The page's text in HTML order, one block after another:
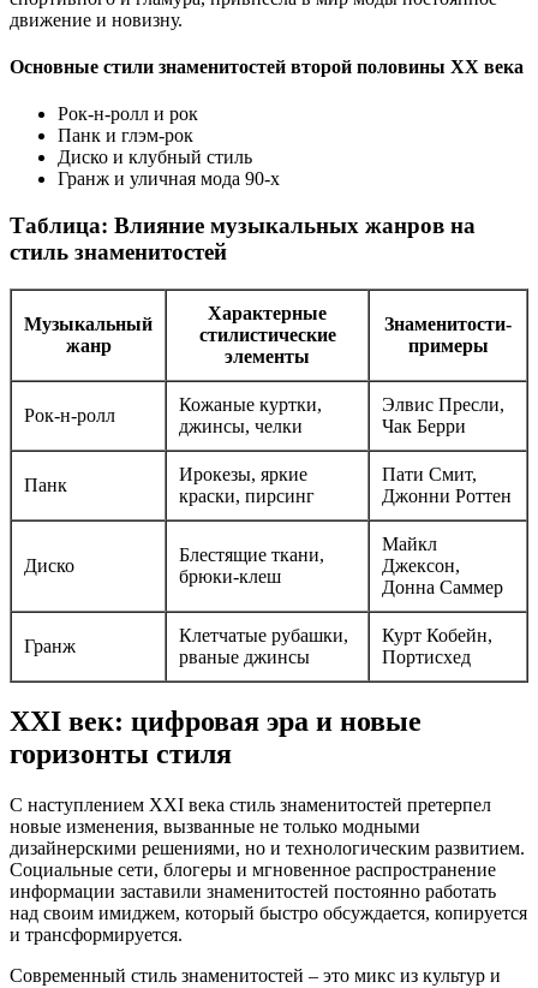
движение и новизну.
Основные стили знаменитостей второй половины XX века
Рок-н-ролл и рок
Панк и глэм-рок
Диско и клубный стиль
Гранж и уличная мода 90-х
Таблица: Влияние музыкальных жанров на
стиль знаменитостей
Музыкальный
жанр
Характерные
стилистические
элементы
Знаменитости-
примеры
Рок-н-ролл
Кожаные куртки,
джинсы, челки
Элвис Пресли,
Чак Берри
Панк
Ирокезы, яркие
краски, пирсинг
Пати Смит,
Джонни Роттен
Диско
Блестящие ткани,
брюки-клеш
Майкл
Джексон,
Донна Саммер
Гранж
Клетчатые рубашки,
рваные джинсы
Курт Кобейн,
Портисхед
XXI век: цифровая эра и новые
горизонты стиля
С наступлением XXI века стиль знаменитостей претерпел
новые изменения, вызванные не только модными
дизайнерскими решениями, но и технологическим развитием.
Социальные сети, блогеры и мгновенное распространение
информации заставили знаменитостей постоянно работать
над своим имиджем, который быстро обсуждается, копируется
и трансформируется.
Современный стиль знаменитостей – это микс из культур и